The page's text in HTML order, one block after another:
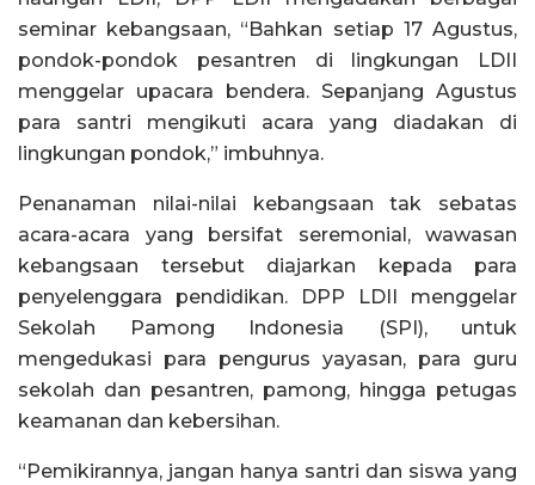
seminar kebangsaan, “Bahkan setiap 17 Agustus,
pondok-pondok pesantren di lingkungan LDII
menggelar upacara bendera. Sepanjang Agustus
para santri mengikuti acara yang diadakan di
lingkungan pondok,” imbuhnya.
Penanaman nilai-nilai kebangsaan tak sebatas
acara-acara yang bersifat seremonial, wawasan
kebangsaan tersebut diajarkan kepada para
penyelenggara pendidikan. DPP LDII menggelar
Sekolah Pamong Indonesia (SPI), untuk
mengedukasi para pengurus yayasan, para guru
sekolah dan pesantren, pamong, hingga petugas
keamanan dan kebersihan.
“Pemikirannya, jangan hanya santri dan siswa yang